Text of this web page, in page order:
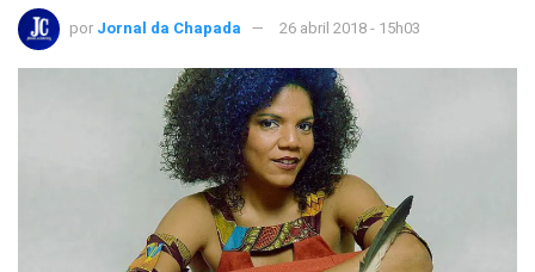
por Jornal da Chapada 26 abril 2018 - 15h03